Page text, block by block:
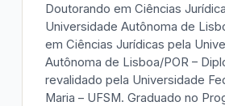
Doutorando em Ciências
Universidade Autônoma de
em Ciências Jurídicas pela
Autônoma de Lisboa/POR –
revalidado pela Universidade
Maria – UFSM. Graduado no